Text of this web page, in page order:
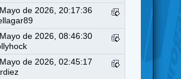
de 2026, 20:17:36
de 2026, 08:46:30
de 2026, 02:45:17